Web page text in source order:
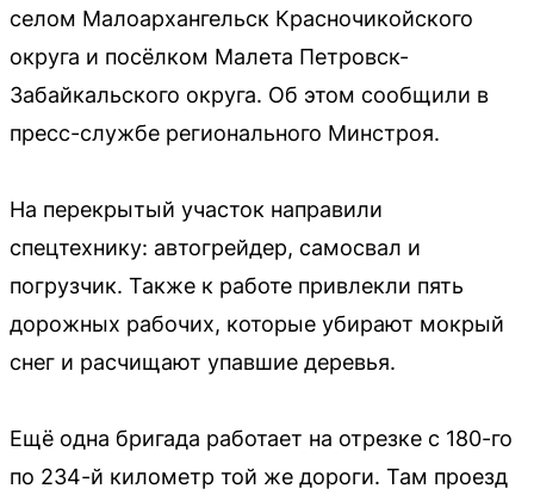
селом Малоархангельск Красночикойского
округа и посёлком Малета Петровск-
Забайкальского округа. Об этом сообщили в
пресс-службе регионального Минстроя.
На перекрытый участок направили
спецтехнику: автогрейдер, самосвал и
погрузчик. Также к работе привлекли пять
дорожных рабочих, которые убирают мокрый
снег и расчищают упавшие деревья.
Ещё одна бригада работает на отрезке с 180-го
по 234-й километр той же дороги. Там проезд